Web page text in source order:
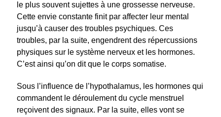
le plus souvent sujettes à une grossesse nerveuse.
Cette envie constante finit par affecter leur mental
jusqu’à causer des troubles psychiques. Ces
troubles, par la suite, engendrent des répercussions
physiques sur le système nerveux et les hormones.
C’est ainsi qu’on dit que le corps somatise.
Sous l’influence de l’hypothalamus, les hormones qui
commandent le déroulement du cycle menstruel
reçoivent des signaux. Par la suite, elles vont se